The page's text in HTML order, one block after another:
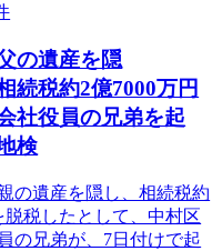
の遺産を隠
続税約2億7000万円
社役員の兄弟を起
検
の遺産を隠し、相続税約
脱税したとして、中村区
の兄弟が、7日付けで起